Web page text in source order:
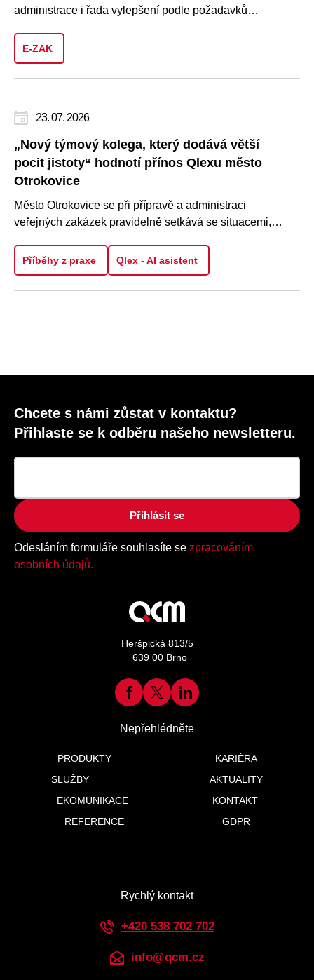
administrace i řada vylepšení podle požadavků
E-ZAK
23. 07. 2026
„Nový týmový kolega, který dodává větší
pocit jistoty“ hodnotí přínos Qlexu město
Otrokovice
Město Otrokovice se při přípravě a administraci
veřejných zakázek pravidelně setkává se situacemi,
Příběhy z praxe Qlex - AI asistent
Chcete s námi zůstat v kontaktu?
Přihlaste se k odběru našeho newsletteru.
Přihlásit se
Odesláním formuláře souhlasíte se zpracováním
osobních údajů.
Heršpická 813/5
639 00 Brno
Nepřehlédněte
PRODUKTY
KARIÉRA
SLUŽBY
AKTUALITY
EKOMUNIKACE
KONTAKT
REFERENCE
GDPR
Rychlý kontakt
+420 538 702 702
info@qcm.cz